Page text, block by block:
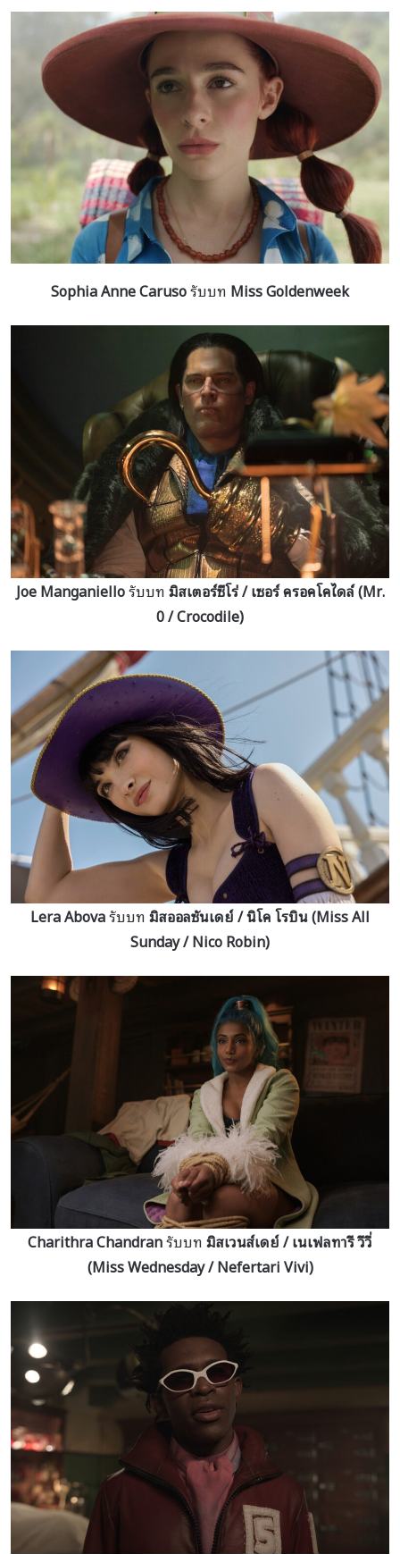
Sophia Anne Carusoรับบท Miss Goldenweek
Joe Manganielloรับบทมิสเตอร์ซีโร่ / เซอร์ ครอคโคไดล์ (Mr.
0 / Crocodile)
Lera Abovaรับบทมิสออลซันเดย์ / นิโค โรบิน (Miss All
Sunday / Nico Robin)
Charithra Chandranรับบทมิสเวนส์เดย์ / เนเฟลทารี วีวี่
(Miss Wednesday / Nefertari Vivi)